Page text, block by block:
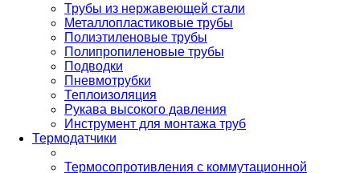
Трубы из нержавеющей стали
Металлопластиковые трубы
Полиэтиленовые трубы
Полипропиленовые трубы
Подводки
Пневмотрубки
Теплоизоляция
Рукава высокого давления
Инструмент для монтажа труб
Термодатчики
Термосопротивления с коммутационной